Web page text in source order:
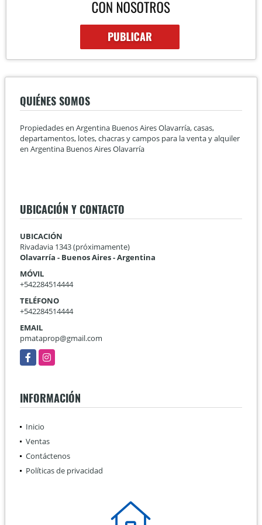
QUIÉNES SOMOS
Propiedades en Argentina Buenos Aires Olavarría, casas,
departamentos, lotes, chacras y campos para la venta y alquiler
en Argentina Buenos Aires Olavarría
UBICACIÓN Y CONTACTO
UBICACIÓN
Rivadavia 1343 (próximamente)
Olavarría - Buenos Aires - Argentina
MÓVIL
+542284514444
TELÉFONO
+542284514444
EMAIL
pmataprop@gmail.com
FacebookInstagram
INFORMACIÓN
Inicio
Ventas
Contáctenos
Políticas de privacidad